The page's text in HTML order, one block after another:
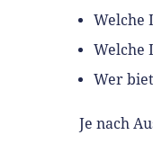
Welche
Welche
Wer
Je nach